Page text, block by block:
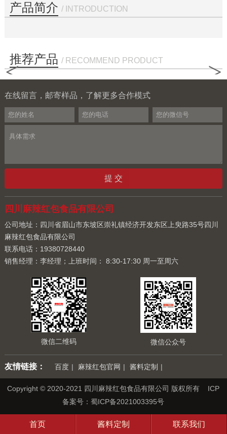
产品简介 / INTRODUCTION
推荐产品 / RECOMMEND PRODUCT
< >
在线留言，邮寄样品，了解更多合作模式
四川麻辣红包食品有限公司
公司地址：四川省眉山市东坡区崇礼镇经济开发东区上臾路35号四川
麻辣红包食品有限公司
联系电话：19380728440
销售经理：李经理；上班时间： 8:30-17:30 周一至周六
微信公众号
微信二维码
友情链接： 百度 | 麻辣红包官网 | 酱料定制 |
Copyright © 2020-2021 四川麻辣红包食品有限公司 版权所有 ICP
备案号：蜀ICP备2021003395号
首页 酱料定制 联系我们